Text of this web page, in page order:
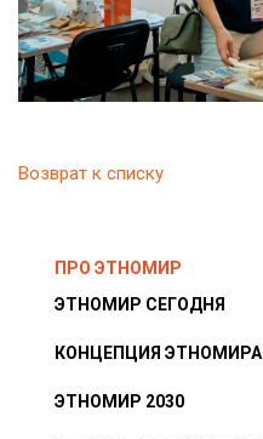
Возврат к списку
ПРО ЭТНОМИР
ЭТНОМИР СЕГОДНЯ
КОНЦЕПЦИЯ ЭТНОМИРА
ЭТНОМИР 2030